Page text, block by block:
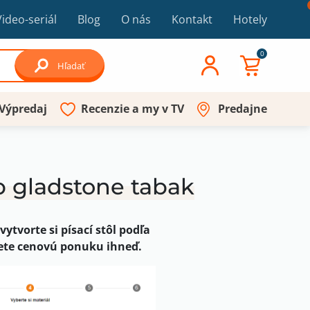
seriál Blog O nás Kontakt Hotely
Hľadať
0
Recenzie a my v TV Predajne
gladstone tabak
si písací stôl podľa
cenovú ponuku ihneď.